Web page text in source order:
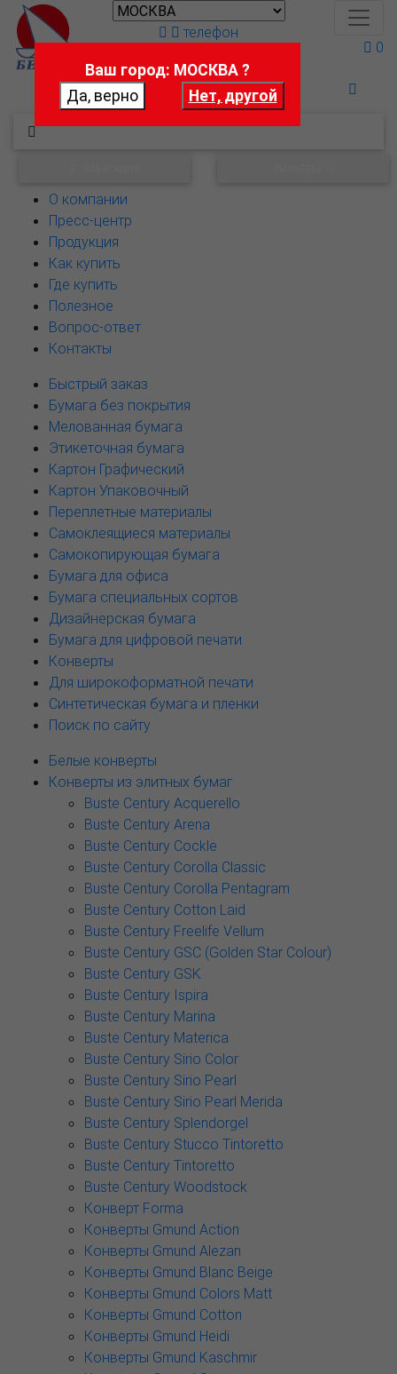
Поможем выбрать
телефон
0
О компании
Пресс-центр
Продукция
Как купить
Где купить
Полезное
Вопрос-ответ
Контакты
Быстрый заказ
Бумага без покрытия
Мелованная бумага
Этикеточная бумага
Картон Графический
Картон Упаковочный
Переплетные материалы
Самоклеящиеся материалы
Самокопирующая бумага
Бумага для офиса
Бумага специальных сортов
Дизайнерская бумага
Бумага для цифровой печати
Конверты
Для широкоформатной печати
Синтетическая бумага и пленки
Поиск по сайту
Белые конверты
Конверты из элитных бумаг
Buste Century Acquerello
Buste Century Arena
Buste Century Cockle
Buste Century Corolla Classic
Buste Century Corolla Pentagram
Buste Century Cotton Laid
Buste Century Freelife Vellum
Buste Century GSC (Golden Star Colour)
Buste Century GSK
Buste Century Ispira
Buste Century Marina
Buste Century Materica
Buste Century Sirio Color
Buste Century Sirio Pearl
Buste Century Sirio Pearl Merida
Buste Century Splendorgel
Buste Century Stucco Tintoretto
Buste Century Tintoretto
Buste Century Woodstock
Конверт Forma
Конверты Gmund Action
Конверты Gmund Alezan
Конверты Gmund Blanc Beige
Конверты Gmund Colors Matt
Конверты Gmund Cotton
Конверты Gmund Heidi
Конверты Gmund Kaschmir
Ваш город: МОСКВА ?